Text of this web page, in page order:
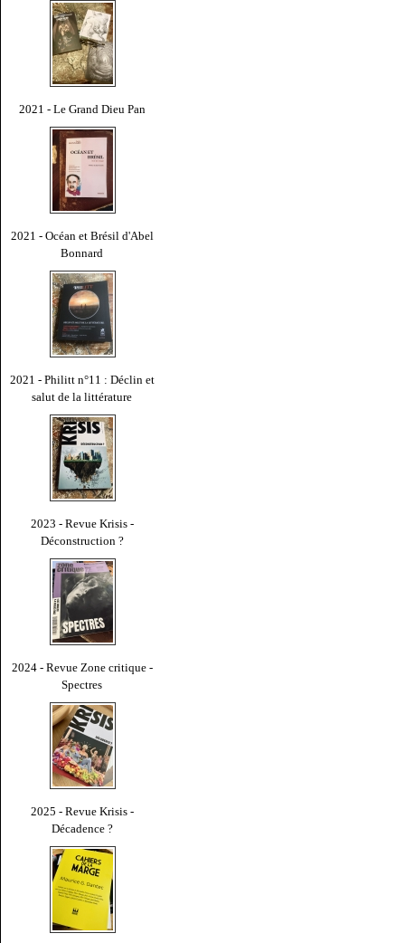
2021 - Le Grand Dieu Pan
2021 - Océan et Brésil d'Abel
Bonnard
2021 - Philitt n°11 : Déclin et
salut de la littérature
2023 - Revue Krisis -
Déconstruction ?
2024 - Revue Zone critique -
Spectres
2025 - Revue Krisis -
Décadence ?